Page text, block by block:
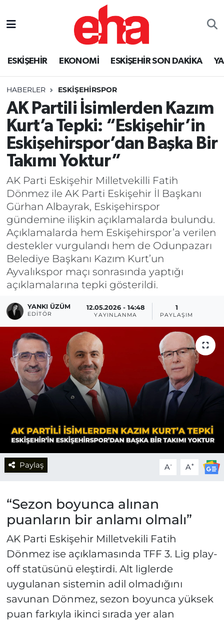
ESKİŞEHİR EKONOMİ ESKİŞEHİR SON DAKİKA
HABERLER ESKİŞEHİRSPOR
AK Partili İsimlerden Kazım
Kurt’a Tepki: “Eskişehir’in
Eskişehirspor’dan Başka Bir
Takımı Yoktur”
AK Parti Eskişehir Milletvekilli Fatih
Dönmez ile AK Parti Eskişehir İl Başkanı
Gürhan Albayrak, Eskişehirspor
gündemine ilişkin açıklamalarda bulundu.
Açıklamalarda hem Eskişehirspor’a verilen
destekler vurgulandı hem de Odunpazarı
Belediye Başkanı Kazım Kurt’un
Ayvalıkspor maçı sonrasında yaptığı
açıklamalarına tepki gösterildi.
YANKI ÜZÜM
EDITÖR
12.05.2026 - 14:48
YAYINLANMA
1
PAYLAŞIM
Paylaş A- A+
“Sezon boyunca alınan
puanların bir anlamı olmalı”
AK Parti Eskişehir Milletvekili Fatih
Dönmez ise açıklamasında TFF 3. Lig play-
off statüsünü eleştirdi. Alt liglerde
uygulanan sistemin adil olmadığını
savunan Dönmez, sezon boyunca yüksek
puan farkıyla ikinci sırada yer alan